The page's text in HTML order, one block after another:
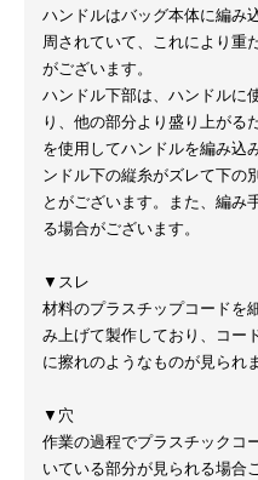
ハンドルはバッグ本体に編み
周されていて、これにより重
がございます。
ハンドル下部は、ハンドルに
り、他の部分より盛り上がる
を使用してハンドルを編み込
ンドル下の縦糸がズレて下の
とがございます。また、編み
る場合がございます。
▼スレ
材料のプラスチップコードを
み上げて製作しており、コー
に擦れのようなものが見られま
▼穴
作業の過程でプラスチックコ
いている部分が見られる場合